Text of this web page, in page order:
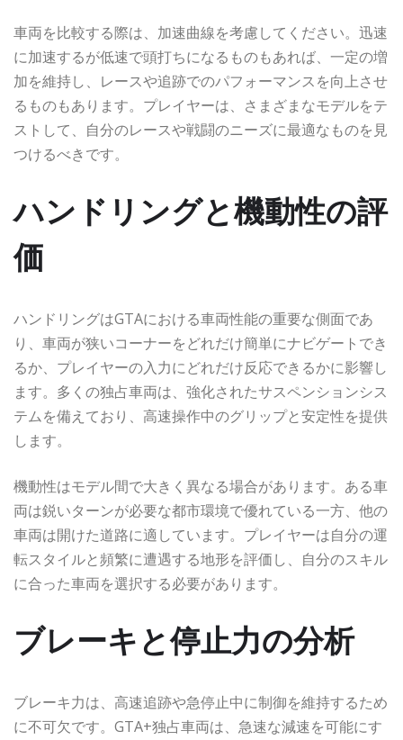
車両を比較する際は、加速曲線を考慮してください。迅速
に加速するが低速で頭打ちになるものもあれば、一定の増
加を維持し、レースや追跡でのパフォーマンスを向上させ
るものもあります。プレイヤーは、さまざまなモデルをテ
ストして、自分のレースや戦闘のニーズに最適なものを見
つけるべきです。
ハンドリングと機動性の評
価
ハンドリングはGTAにおける車両性能の重要な側面であ
り、車両が狭いコーナーをどれだけ簡単にナビゲートでき
るか、プレイヤーの入力にどれだけ反応できるかに影響し
ます。多くの独占車両は、強化されたサスペンションシス
テムを備えており、高速操作中のグリップと安定性を提供
します。
機動性はモデル間で大きく異なる場合があります。ある車
両は鋭いターンが必要な都市環境で優れている一方、他の
車両は開けた道路に適しています。プレイヤーは自分の運
転スタイルと頻繁に遭遇する地形を評価し、自分のスキル
に合った車両を選択する必要があります。
ブレーキと停止力の分析
ブレーキ力は、高速追跡や急停止中に制御を維持するため
に不可欠です。GTA+独占車両は、急速な減速を可能にす